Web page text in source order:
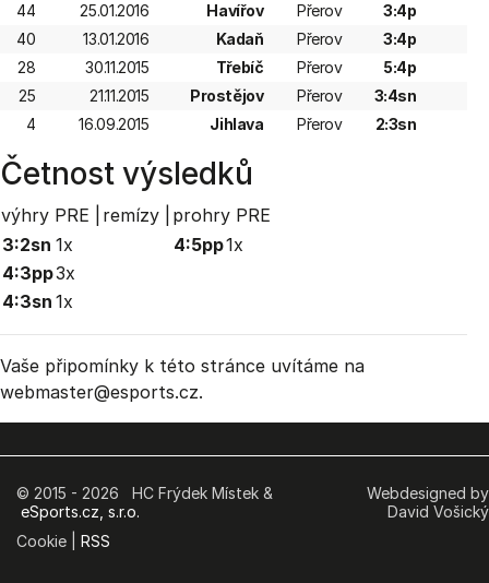
44
25.01.2016 Havířov Přerov
3:4p
40
13.01.2016 Kadaň Přerov
3:4p
28
30.11.2015 Třebíč Přerov
5:4p
25
21.11.2015 Prostějov Přerov
3:4sn
4
16.09.2015 Jihlava Přerov 2:3sn
Četnost výsledků
výhry PRE | remízy |
prohry PRE
3:2sn 1x
4:3pp3x
4:3sn 1x
4:5pp1x
Vaše připomínky k této stránce uvítáme na
webmaster@esports.cz.
© 2015 - 2026 HC Frýdek Místek &
eSports.cz, s.r.o.
Cookie | RSS
Webdesigned by
David Vošický